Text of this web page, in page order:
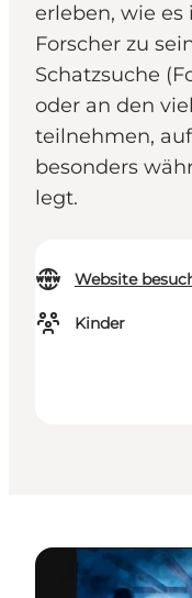
erleben, wie es
Forscher zu
Schatzsuche
oder an den
teilnehmen,
besonders
legt.
Website
Kinder